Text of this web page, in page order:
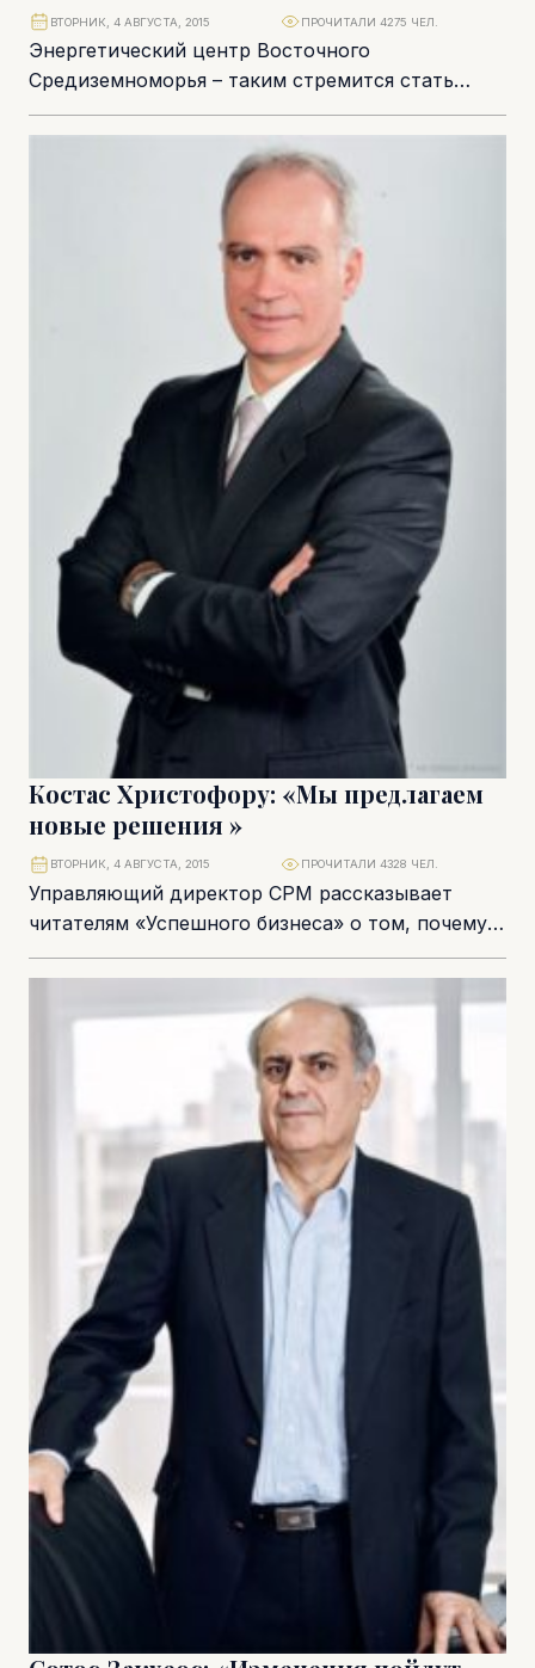
Энергетический центр Восточного
Средиземноморья – таким стремится стать
Кипр уже в недалеком будущем . Сегодня
начальная эйфория, связанная с
ВТОРНИК, 4 АВГУСТА, 2015 ПРОЧИТАЛИ 4275 ЧЕЛ.
Костас Христофору: «Мы предлагаем
новые решения »
Управляющий директор CPM рассказывает
читателям «Успешного бизнеса» о том, почему
переименовали компанию, чем она теперь
занимается, какие рынки считает
перспективными....
ВТОРНИК, 4 АВГУСТА, 2015 ПРОЧИТАЛИ 4328 ЧЕЛ.